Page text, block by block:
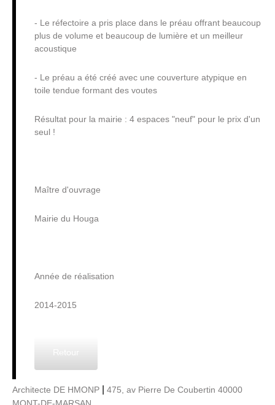
- Le réfectoire a pris place dans le préau offrant beaucoup
plus de volume et beaucoup de lumière et un meilleur
acoustique
- Le préau a été créé avec une couverture atypique en
toile tendue formant des voutes
Résultat pour la mairie : 4 espaces "neuf" pour le prix d'un
seul !
Maître d'ouvrage
Mairie du Houga
Année de réalisation
2014-2015
Retour
Architecte DE HMONP
475, av Pierre De Coubertin 40000